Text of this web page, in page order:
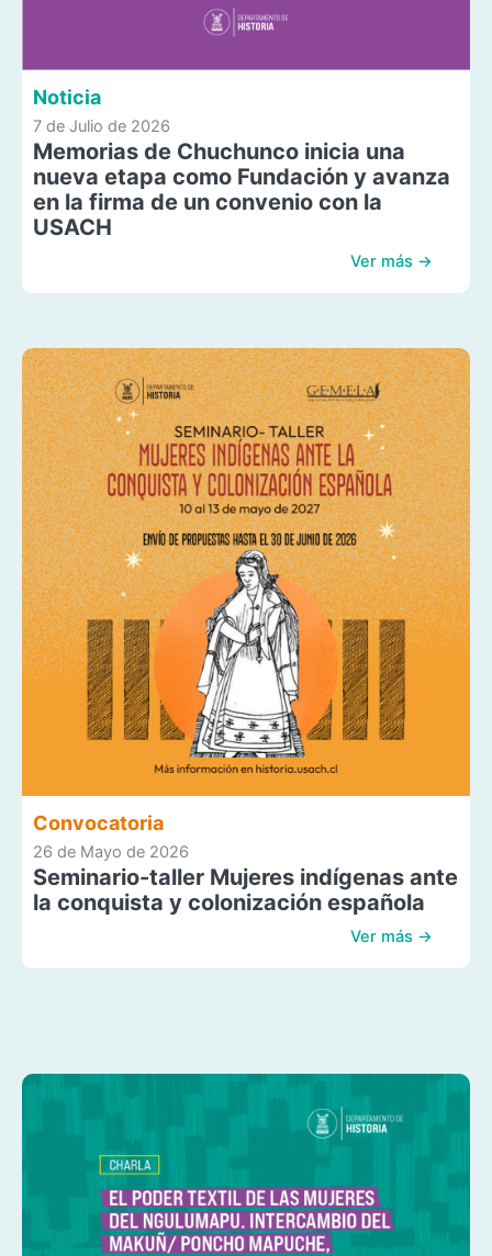
Noticia
7 de Julio de 2026
Memorias de Chuchunco inicia una
nueva etapa como Fundación y avanza
en la firma de un convenio con la
USACH
Ver más →
Convocatoria
26 de Mayo de 2026
Seminario-taller Mujeres indígenas ante
la conquista y colonización española
Ver más →